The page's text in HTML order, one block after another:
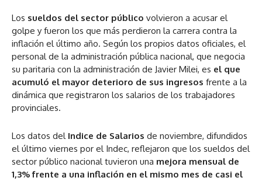
Los sueldos del sector público volvieron a acusar el
golpe y fueron los que más perdieron la carrera contra la
inflación el último año. Según los propios datos oficiales, el
personal de la administración pública nacional, que negocia
su paritaria con la administración de Javier Milei, es el que
acumuló el mayor deterioro de sus ingresos frente a la
dinámica que registraron los salarios de los trabajadores
provinciales.
Los datos del Indice de Salarios de noviembre, difundidos
el último viernes por el Indec, reflejaron que los sueldos del
sector público nacional tuvieron una mejora mensual de
1,3% frente a una inflación en el mismo mes de casi el